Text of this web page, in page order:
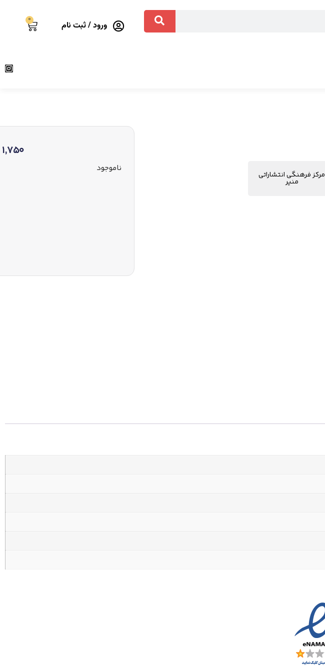
ورود / ثبت نام 0
مرکز فرهنگی انتشاراتی
منیر
1,750
ناموجود